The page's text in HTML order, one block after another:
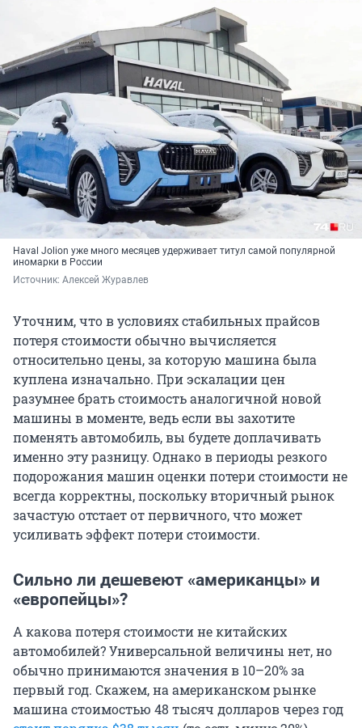
Haval Jolion уже много месяцев удерживает титул самой популярной
иномарки в России
Источник: Алексей Журавлев
Уточним, что в условиях стабильных прайсов
потеря стоимости обычно вычисляется
относительно цены, за которую машина была
куплена изначально. При эскалации цен
разумнее брать стоимость аналогичной новой
машины в моменте, ведь если вы захотите
поменять автомобиль, вы будете доплачивать
именно эту разницу. Однако в периоды резкого
подорожания машин оценки потери стоимости не
всегда корректны, поскольку вторичный рынок
зачастую отстает от первичного, что может
усиливать эффект потери стоимости.
Сильно ли дешевеют «американцы» и
«европейцы»?
А какова потеря стоимости не китайских
автомобилей? Универсальной величины нет, но
обычно принимаются значения в 10–20% за
первый год. Скажем, на американском рынке
машина стоимостью 48 тысяч долларов через год